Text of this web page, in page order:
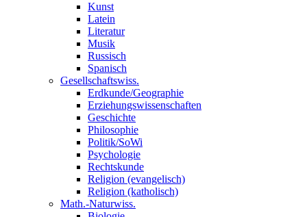
Kunst
Latein
Literatur
Musik
Russisch
Spanisch
Gesellschaftswiss.
Erdkunde/Geographie
Erziehungswissenschaften
Geschichte
Philosophie
Politik/SoWi
Psychologie
Rechtskunde
Religion (evangelisch)
Religion (katholisch)
Math.-Naturwiss.